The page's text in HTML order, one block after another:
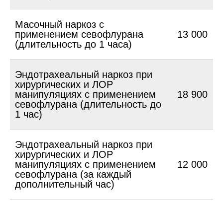
Масочный наркоз с
применением севофлурана
(длительность до 1 часа)
13 000
Эндотрахеальный наркоз при
хирургических и ЛОР
манипуляциях с применением
севофлурана (длительность до
1 час)
18 900
Эндотрахеальный наркоз при
хирургических и ЛОР
манипуляциях с применением
севофлурана (за каждый
дополнительный час)
12 000